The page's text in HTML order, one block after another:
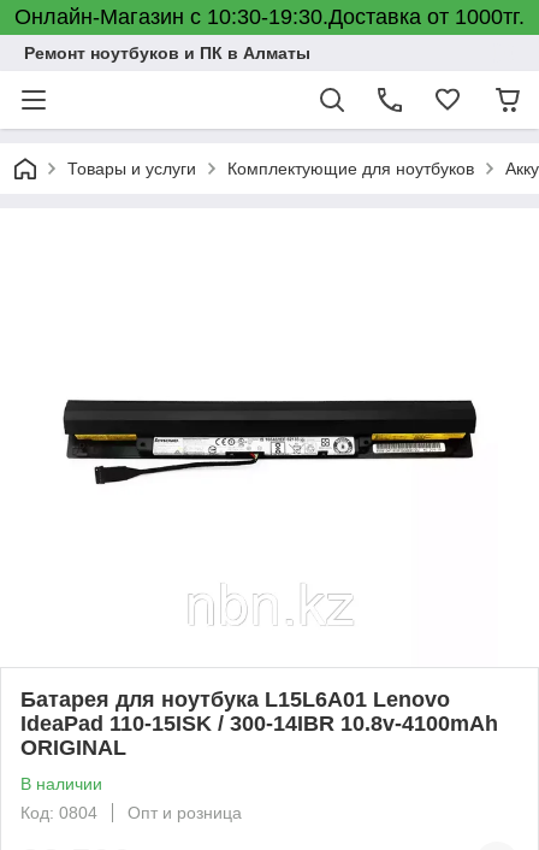
Онлайн-Магазин с 10:30-19:30.Доставка от 1000тг.
Ремонт ноутбуков и ПК в Алматы
Товары и услуги Комплектующие для ноутбуков
Батарея для ноутбука L15L6A01 Lenovo
IdeaPad 110-15ISK / 300-14IBR 10.8v-4100mAh
ORIGINAL
В наличии
Код: 0804
Опт и розница